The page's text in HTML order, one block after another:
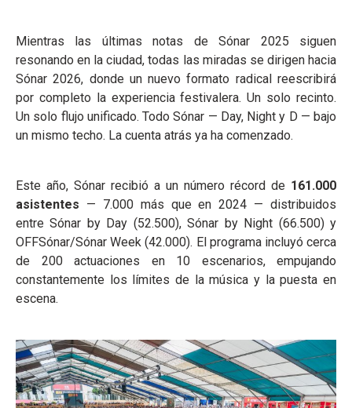
Mientras las últimas notas de Sónar 2025 siguen
resonando en la ciudad, todas las miradas se dirigen hacia
Sónar 2026, donde un nuevo formato radical reescribirá
por completo la experiencia festivalera. Un solo recinto.
Un solo flujo unificado. Todo Sónar — Day, Night y D — bajo
un mismo techo. La cuenta atrás ya ha comenzado.
Este año, Sónar recibió a un número récord de 161.000
asistentes — 7.000 más que en 2024 — distribuidos
entre Sónar by Day (52.500), Sónar by Night (66.500) y
OFFSónar/Sónar Week (42.000). El programa incluyó cerca
de 200 actuaciones en 10 escenarios, empujando
constantemente los límites de la música y la puesta en
escena.